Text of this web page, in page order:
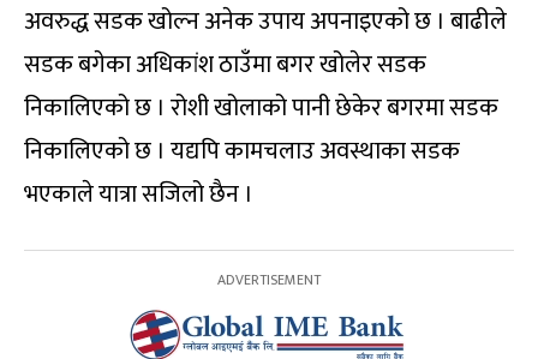
अवरुद्ध सडक खोल्न अनेक उपाय अपनाइएको छ । बाढीले
सडक बगेका अधिकांश ठाउँमा बगर खोलेर सडक
निकालिएको छ । रोशी खोलाको पानी छेकेर बगरमा सडक
निकालिएको छ । यद्यपि कामचलाउ अवस्थाका सडक
भएकाले यात्रा सजिलो छैन ।